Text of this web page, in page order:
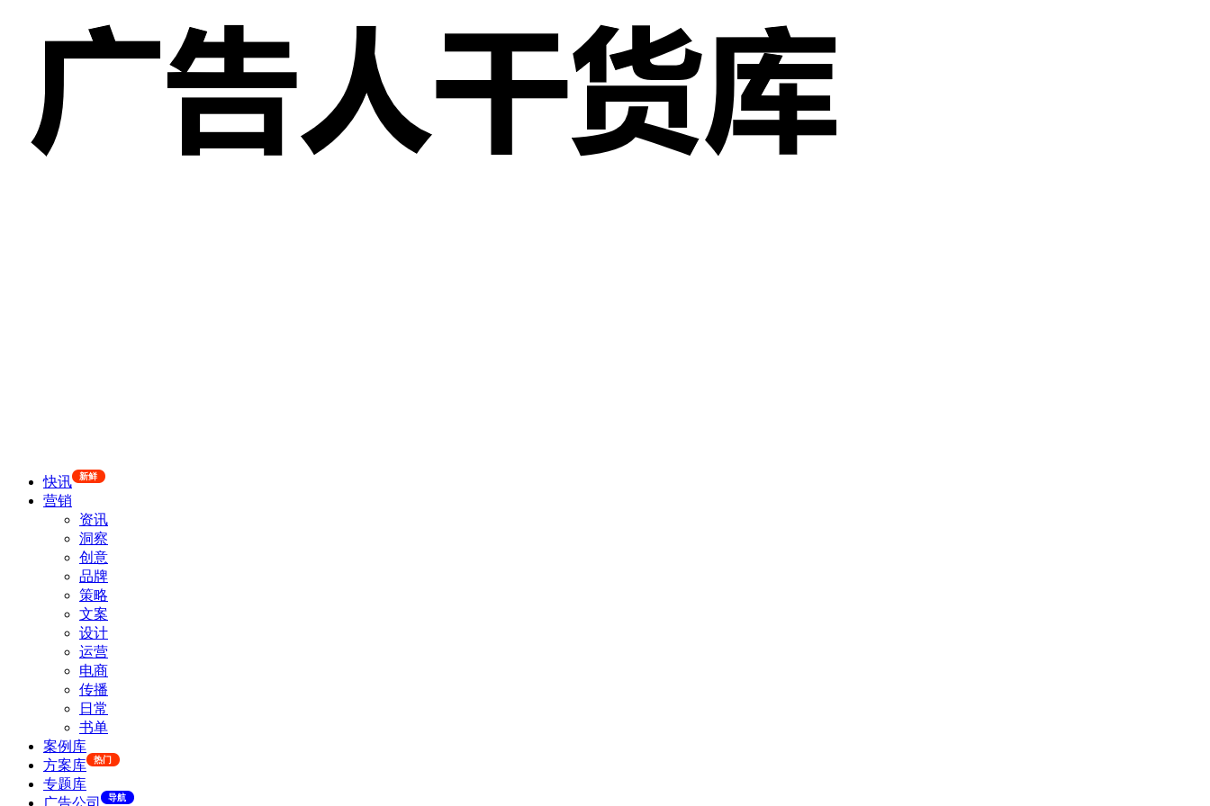
快讯 新鲜
营销
资讯
洞察
创意
品牌
策略
文案
设计
运营
电商
传播
日常
书单
案例库
方案库
热门
专题库
广告公司
导航